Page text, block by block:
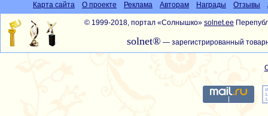
Карта сайта О проекте Реклама Авторам Награды Отзывы
© 1999-2018, портал «Солнышко» solnet.ee
solnet® — зарегистрированный